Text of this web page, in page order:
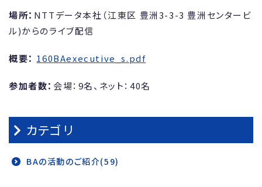
場所： NTTデータ本社（江東区 豊洲3-3-3 豊洲センタービ
ル)からのライブ配信
概要： 160BAexecutive_s.pdf
参加者数： 会場：9名、ネット：40名
カテゴリ
BAの活動のご紹介(59)